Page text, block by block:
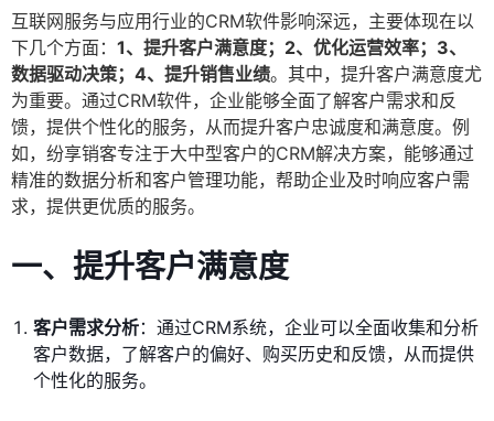
互联网服务与应用行业的CRM软件影响深远，主要体现在以
下几个方面： 1、提升客户满意度；2、优化运营效率；3、
数据驱动决策；4、提升销售业绩。其中，提升客户满意度尤
为重要。通过CRM软件，企业能够全面了解客户需求和反
馈，提供个性化的服务，从而提升客户忠诚度和满意度。例
如，纷享销客专注于大中型客户的CRM解决方案，能够通过
精准的数据分析和客户管理功能，帮助企业及时响应客户需
求，提供更优质的服务。
一、提升客户满意度
客户需求分析：通过CRM系统，企业可以全面收集和分析
客户数据，了解客户的偏好、购买历史和反馈，从而提供
个性化的服务。